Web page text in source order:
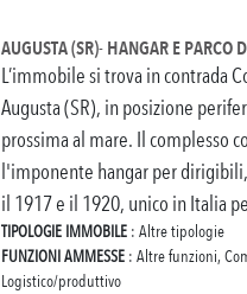
AUGUSTA (SR)- HANGAR E PARCO
L’immobile si trova in contrada
Augusta (SR), in posizione
prossima al mare. Il complesso
l'imponente hangar per
il 1917 e il 1920, unico in Italia
TIPOLOGIE IMMOBILE : Altre tipologie
FUNZIONI AMMESSE : Altre funzioni,
Logistico/produttivo